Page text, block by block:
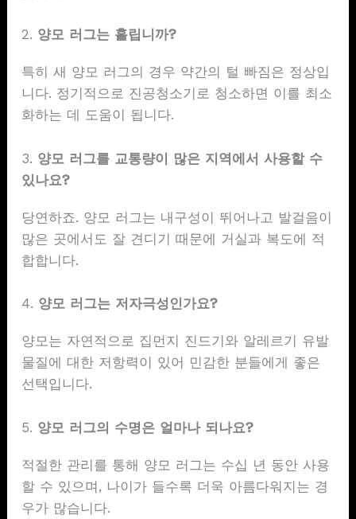
2. 양모 러그는 흘립니까?
특히 새 양모 러그의 경우 약간의 털 빠짐은 정상입
니다. 정기적으로 진공청소기로 청소하면 이를 최소
화하는 데 도움이 됩니다.
3. 양모 러그를 교통량이 많은 지역에서 사용할 수
있나요?
당연하죠. 양모 러그는 내구성이 뛰어나고 발걸음이
많은 곳에서도 잘 견디기 때문에 거실과 복도에 적
합합니다.
4. 양모 러그는 저자극성인가요?
양모는 자연적으로 집먼지 진드기와 알레르기 유발
물질에 대한 저항력이 있어 민감한 분들에게 좋은
선택입니다.
5. 양모 러그의 수명은 얼마나 되나요?
적절한 관리를 통해 양모 러그는 수십 년 동안 사용
할 수 있으며, 나이가 들수록 더욱 아름다워지는 경
우가 많습니다.